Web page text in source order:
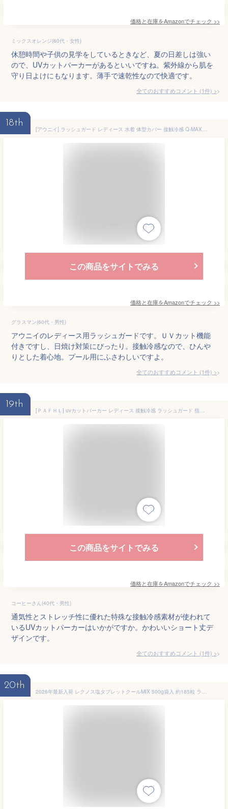
価格と在庫をAmazonでチェック >>
ミックスオレンジ(60代・女性)
休憩時間や子供の見学をしているときなど、夏の日差しは強い
ので、UVカットパーカーがあるといいですね。紫外線から肌を
守り日よけにもなります。薄手で速乾性なので快適です。
全てのおすすめコメント (1件) >
18th
[アウニイ] ラッシュガード レディース 水着 体型カバー 接触冷感 Q-MAX UPF50+ UVカット 夏 オフショル トップス パンツ ママ水着 上下 セット軽量 速乾 セットアップ 長袖 指穴付き 遊び あそび 水泳 ぷーる すいえい マラソン ジョギング 散歩 旅行 海外 仕事 畑 農 作業 サマー 指 あな 穴 ゆび フィンガー ホール 日焼け 防止 止め どめ 速乾 サーフィン ヨガ 韓国 8260 (CH L-LL)
この商品をサイトでみる
価格と在庫をAmazonでチェック >>
グラスマン(60代・男性)
アウニイのレディース用ラッシュガードです。ＵＶカット機能
付きですし、日焼け対策にぴったり。接触冷感なので、ひんや
りとした着心地。プール用にふさわしいですよ。
全てのおすすめコメント (1件) >
19th
[ＰＡＦＨＬ] uvカットパーカー レディース 接触冷感 ラッシュガード 指先まで 日焼け防止 通気性 速乾 薄手 UPF50+ 長袖 フード付き (wn66 カーキ,L)
この商品をサイトでみる
価格と在庫をAmazonでチェック >>
コーヒーさん(40代・男性)
通気性とストレッチ性に優れた特殊な接触冷感素材が使われて
いるUVカットパーカーはいかがですか。かわいいショート丈デ
ザインです。
全てのおすすめコメント (1件) >
20th
2026年最新入荷 レクノス塩タブレットクールMIX 500g袋入 約185粒 ラムネ グレープフルーツ コーラ パイン ライチ味 熱中症対策 塩飴5兄弟 ハイビスカス ランドアート 塩タブレット5兄弟 姉妹品